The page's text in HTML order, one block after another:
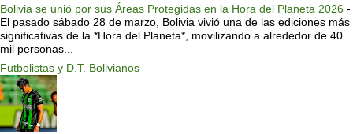
Bolivia se unió por sus Áreas Protegidas en la Hora del Planeta 2026 -
El pasado sábado 28 de marzo, Bolivia vivió una de las ediciones más
significativas de la *Hora del Planeta*, movilizando a alrededor de 40
mil personas...
Futbolistas y D.T. Bolivianos